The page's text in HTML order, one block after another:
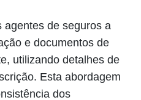
agentes de seguros a
e documentos de
utilizando detalhes de
Esta abordagem
dos